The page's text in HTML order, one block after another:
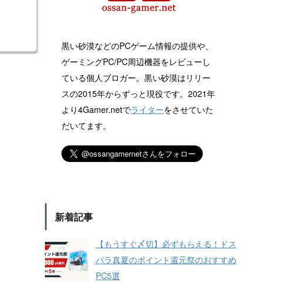
黒い砂漠などのPCゲーム情報の提供や、
ゲーミングPC/PC周辺機器をレビューし
ている個人ブロガー。黒い砂漠はリリー
スの2015年からずっと現役です。2021年
より4Gamer.netでライターをさせていた
だいてます。
新着記事
【もうすぐ〆切】必ずもらえる！ドス
パラ真夏のポイント還元祭のおすすめ
PC5選